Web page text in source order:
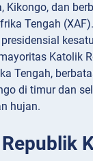
Kikongo, dan
Tengah (XAF).
Katolik
Tengah,
di timur dan
hujan.